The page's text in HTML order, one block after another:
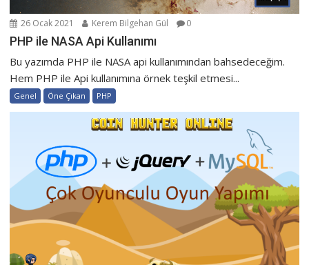
26 Ocak 2021 Kerem Bilgehan Gül 0
PHP ile NASA Api Kullanımı
Bu yazımda PHP ile NASA api kullanımından bahsedeceğim.
Hem PHP ile Api kullanımına örnek teşkil etmesi...
Genel Öne Çıkan PHP